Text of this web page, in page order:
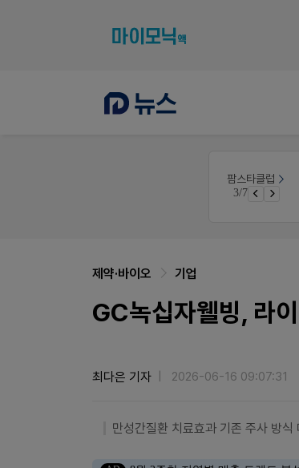
팜스타클럽
3/7
제약·바이오 기업
GC녹십자웰빙, 라
최다은 기자 2026-06-16 09:07:31
만성간질환 치료효과 기존 주사 방식